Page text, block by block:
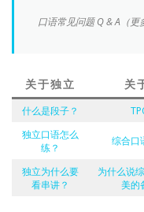
口语常见问题 Q & A（
关于独立 关
什么是段子？
独立口语怎么
练？
综合口
独立为什么要
看串讲？
为什么说
美的